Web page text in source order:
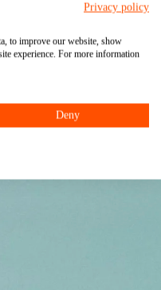
dem 1.4.2024
Privacy policy
to improve our website, show
experience. For more information
Deny